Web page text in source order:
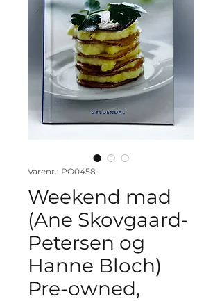
Varenr.: PO0458
Weekend mad
(Ane Skovgaard-
Petersen og
Hanne Bloch)
Pre-owned,